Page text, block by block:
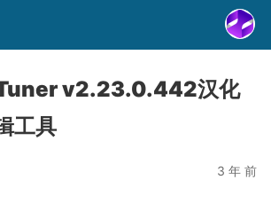
v2.23.0.442汉化
工具
3 年 前